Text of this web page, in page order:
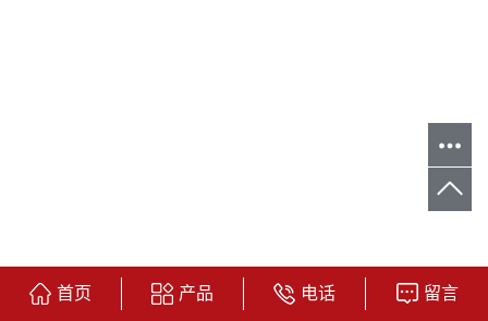
首页 产品 电话 留言